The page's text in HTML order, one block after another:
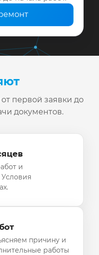
первой заявки до
документов.
и
причину и
работы